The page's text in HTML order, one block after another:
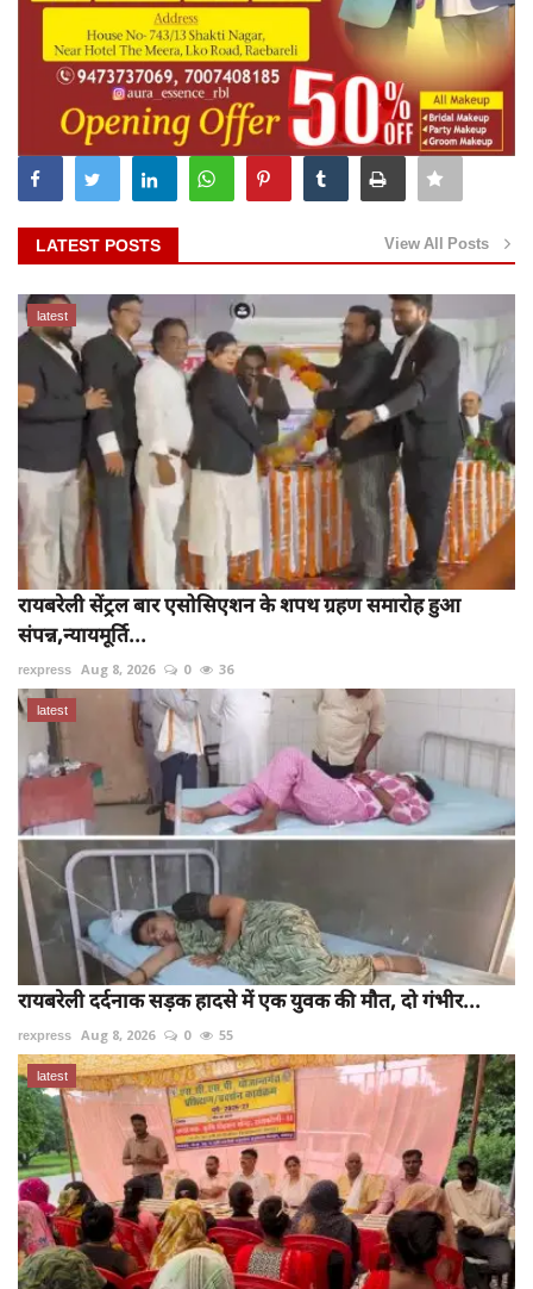
LATEST POSTS View All Posts
latest
रायबरेली सेंट्रल बार एसोसिएशन के शपथ ग्रहण समारोह हुआ
संपन्न,न्यायमूर्ति...
rexpress Aug 8, 2026 0 36
latest
रायबरेली दर्दनाक सड़क हादसे में एक युवक की मौत, दो गंभीर...
rexpress Aug 8, 2026 0 55
latest